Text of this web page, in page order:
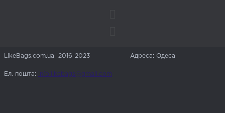
LikeBags.com.ua 2016-2023 Адреса: Одеса
Ел. пошта: info.likebags@gmail.com